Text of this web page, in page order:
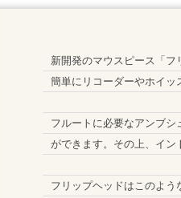
新開発のマウスピース「
簡単にリコーダーやホイッ
フルートに必要なアンブシ
ができます。その上、イン
フリップヘッドはこのよう